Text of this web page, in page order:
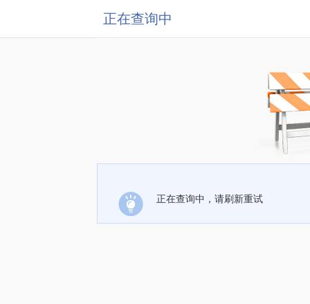
正在查询中
正在查询中，请刷新重试